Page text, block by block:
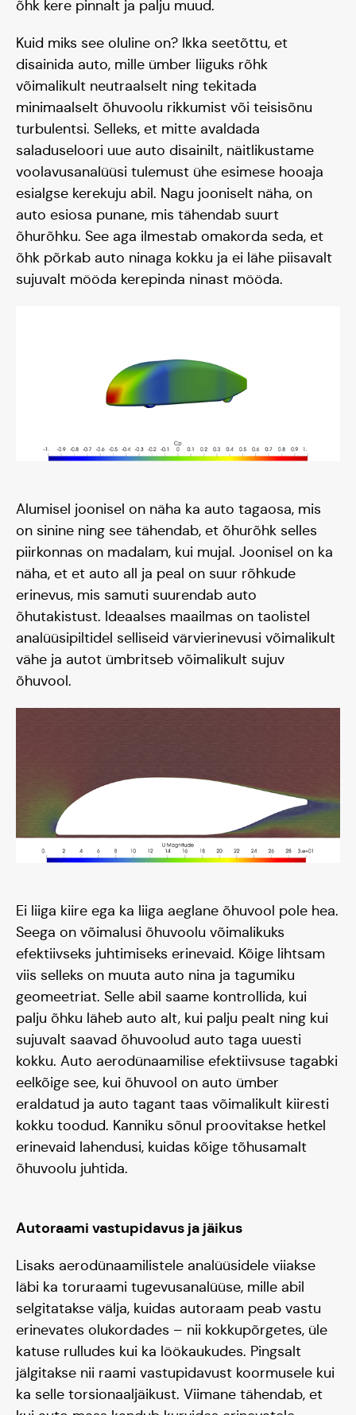
Meisse usuvad
õhk kere pinnalt ja palju muud.
Kuid miks see oluline on? Ikka seetõttu, et
disainida auto, mille ümber liiguks rõhk
võimalikult neutraalselt ning tekitada
minimaalselt õhuvoolu rikkumist või teisisõnu
turbulentsi. Selleks, et mitte avaldada
saladuseloori uue auto disainilt, näitlikustame
voolavusanalüüsi tulemust ühe esimese hooaja
esialgse kerekuju abil. Nagu jooniselt näha, on
auto esiosa punane, mis tähendab suurt
õhurõhku. See aga ilmestab omakorda seda, et
õhk põrkab auto ninaga kokku ja ei lähe piisavalt
sujuvalt mööda kerepinda ninast mööda.
Alumisel joonisel on näha ka auto tagaosa, mis
on sinine ning see tähendab, et õhurõhk selles
piirkonnas on madalam, kui mujal. Joonisel on ka
näha, et et auto all ja peal on suur rõhkude
erinevus, mis samuti suurendab auto
õhutakistust. Ideaalses maailmas on taolistel
analüüsipiltidel selliseid värvierinevusi võimalikult
vähe ja autot ümbritseb võimalikult sujuv
õhuvool.
Ei liiga kiire ega ka liiga aeglane õhuvool pole hea.
Seega on võimalusi õhuvoolu võimalikuks
efektiivseks juhtimiseks erinevaid. Kõige lihtsam
viis selleks on muuta auto nina ja tagumiku
geomeetriat. Selle abil saame kontrollida, kui
palju õhku läheb auto alt, kui palju pealt ning kui
sujuvalt saavad õhuvoolud auto taga uuesti
kokku. Auto aerodünaamilise efektiivsuse tagabki
eelkõige see, kui õhuvool on auto ümber
eraldatud ja auto tagant taas võimalikult kiiresti
kokku toodud. Kanniku sõnul proovitakse hetkel
erinevaid lahendusi, kuidas kõige tõhusamalt
õhuvoolu juhtida.
Autoraami vastupidavus ja jäikus
Lisaks aerodünaamilistele analüüsidele viiakse
läbi ka toruraami tugevusanalüüse, mille abil
selgitatakse välja, kuidas autoraam peab vastu
erinevates olukordades – nii kokkupõrgetes, üle
katuse rulludes kui ka löökaukudes. Pingsalt
jälgitakse nii raami vastupidavust koormusele kui
ka selle torsionaaljäikust. Viimane tähendab, et